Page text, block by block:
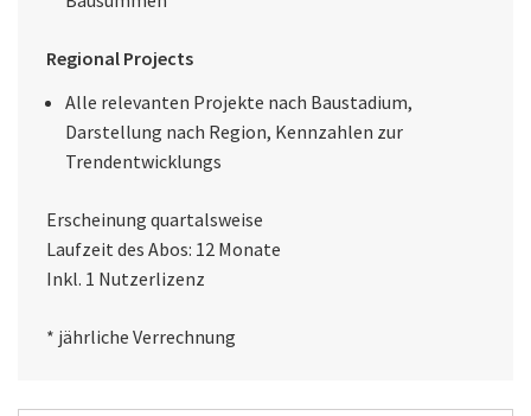
Regional Projects
Alle relevanten Projekte nach Baustadium,
Darstellung nach Region, Kennzahlen zur
Trendentwicklungs
Erscheinung quartalsweise
Laufzeit des Abos: 12 Monate
Inkl. 1 Nutzerlizenz
* jährliche Verrechnung